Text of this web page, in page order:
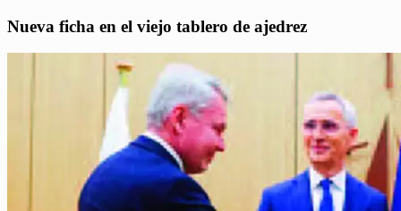
Nueva ficha en el viejo tablero de ajedrez